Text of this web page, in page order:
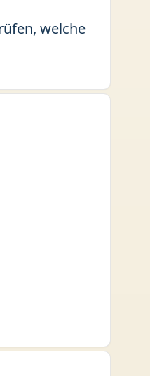
welche